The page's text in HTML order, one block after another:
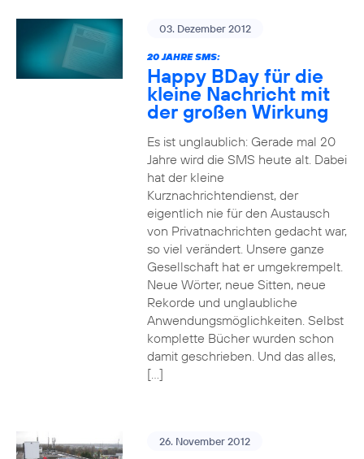
03. Dezember 2012
20 JAHRE SMS:
Happy BDay für die
kleine Nachricht mit
der großen Wirkung
Es ist unglaublich: Gerade mal 20
Jahre wird die SMS heute alt. Dabei
hat der kleine
Kurznachrichtendienst, der
eigentlich nie für den Austausch
von Privatnachrichten gedacht war,
so viel verändert. Unsere ganze
Gesellschaft hat er umgekrempelt.
Neue Wörter, neue Sitten, neue
Rekorde und unglaubliche
Anwendungsmöglichkeiten. Selbst
komplette Bücher wurden schon
damit geschrieben. Und das alles,
[…]
26. November 2012